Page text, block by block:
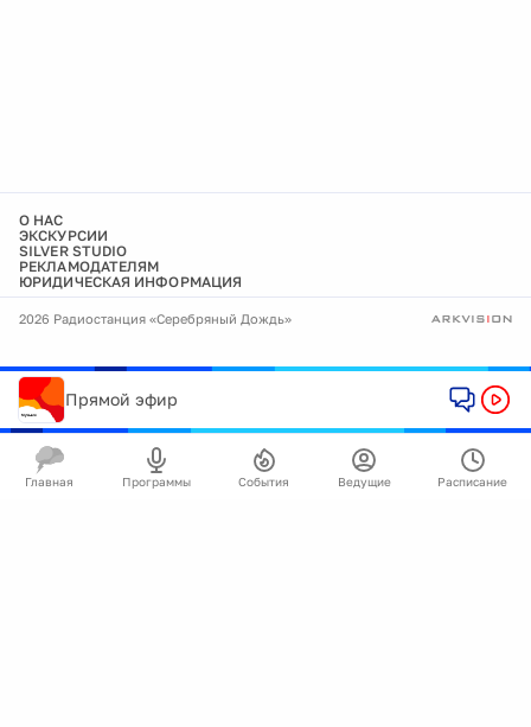
О НАС
ЭКСКУРСИИ
SILVER STUDIO
РЕКЛАМОДАТЕЛЯМ
ЮРИДИЧЕСКАЯ ИНФОРМАЦИЯ
2026 Радиостанция «Серебряный Дождь»
Прямой эфир
Главная Программы События Ведущие Расписание